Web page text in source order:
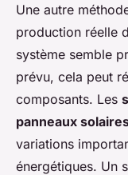
Une autre
production réelle
système semble
prévu, cela peut
composants. Les
panneaux
variations
énergétiques. Un